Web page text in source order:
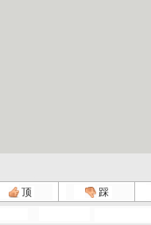
顶
踩